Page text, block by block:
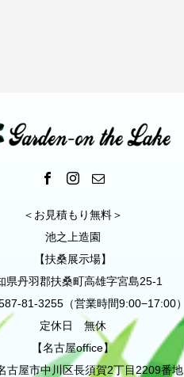
＜お見積もり無料＞
池之上造園
【扶桑展示場】
県丹羽郡扶桑町高雄字宮島25-1
81-3255（営業時間9:00−17:00）
定休日 無休
【名古屋office】
古屋市中川区長須賀2丁目2209番地